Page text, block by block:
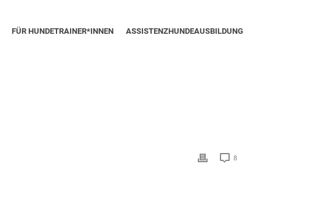
FÜR HUNDETRAINER*INNEN ASSISTENZHUNDEAUSBILDUNG
8